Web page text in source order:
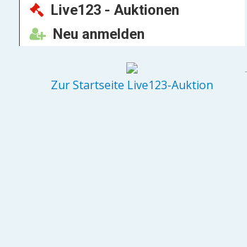
Live123 - Auktionen
Neu anmelden
Zur Startseite Live123-Auktion